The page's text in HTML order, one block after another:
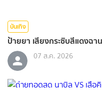
บันเทิง
ป้ายยา เสียงกระซิบสีแดง
07 ส.ค. 2026